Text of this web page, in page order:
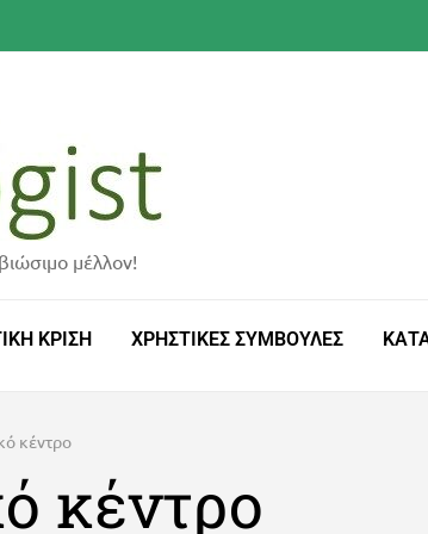
μέλλον!
ΚΡΙΣΗ ΧΡΗΣΤΙΚΕΣ ΣΥΜΒΟΥΛΕΣ
κέντρο
κέντρο